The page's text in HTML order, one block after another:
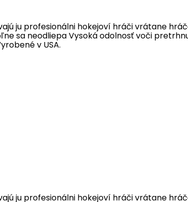
ju profesionálni hokejoví hráči vrátane
sa neodliepa Vysoká odolnosť voči
v USA.
ju profesionálni hokejoví hráči vrátane